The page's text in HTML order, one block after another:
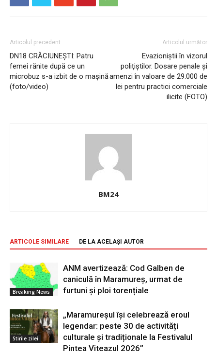
Articolul precedent
DN18 CRĂCIUNEȘTI: Patru
femei rănite după ce un
microbuz s-a izbit de o mașină
(foto/video)
Articolul următor
Evazioniştii în vizorul
poliţiştilor. Dosare penale şi
amenzi în valoare de 29.000 de
lei pentru practici comerciale
ilicite (FOTO)
BM24
ARTICOLE SIMILARE DE LA ACELAȘI AUTOR
Breaking News
ANM avertizează: Cod Galben de
caniculă în Maramureș, urmat de
furtuni și ploi torențiale
Stirile zilei
„Maramureșul își celebrează eroul
legendar: peste 30 de activități
culturale și tradiționale la Festivalul
Pintea Viteazul 2026”